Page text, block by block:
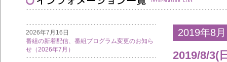
2026年7月16日
番組の新着配信、番組プログラム変更のお知ら
せ（2026年7月）
2019年8
2019/8/3(